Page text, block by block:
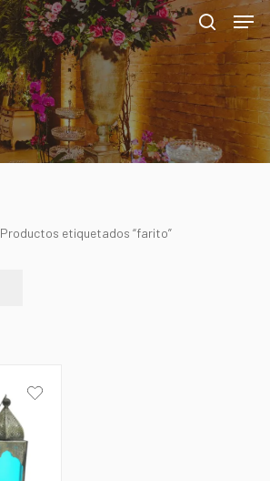
search
Menu
Productos etiquetados “farito”
Close
Filters
Menu